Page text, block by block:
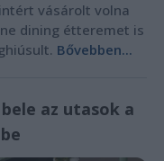
vásárolt volna
dining étteremet is
Bővebben...
az utasok a